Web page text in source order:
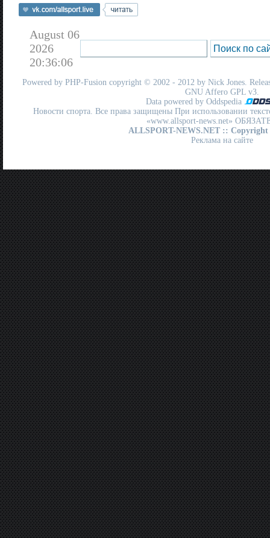
August 06
2026
20:36:06
Powered by PHP-Fusion copyright © 2002 - 2012 by Nick Jones.
GNU Affero GPL v3.
Data powered by Oddspedia
Новости спорта. Все права защищены При использовании
«www.allsport-news.net»
ALLSPORT-NEWS.NET :: Copyright
Реклама на сайте